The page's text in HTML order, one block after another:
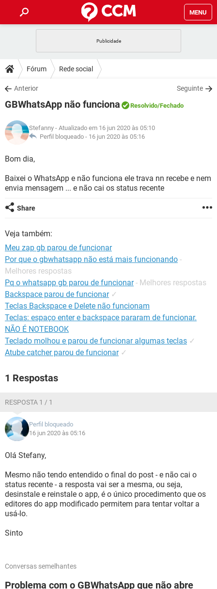
MENU
CELULAR
OUTLOOK
INSTAGRAM GMAIL
GUIA DE COMPRAS
DICAS
JOGOS
INSTAGRAM GMAIL
DOWNLOADS
JOGOS WHATSAPP
CELULAR
OUTLOOK EXCEL
INSTAGRAM
JOGOS WHATSAPP
OUTLOOK
INSTAGRAM GMAIL
GLOSSÁRIO
JOGOS
OUTLOOK EXCEL
INSTAGRAM
Fórum Rede social
Anterior Seguinte
GBWhatsApp não funciona Resolvido/Fechado
Stefanny - Atualizado em 16 jun 2020 às 05:10
Perfil bloqueado - 16 jun 2020 às 05:16
Bom dia,
Baixei o WhatsApp e não funciona ele trava nn recebe e nem
envia mensagem ... e não cai os status recente
Share
Veja também:
Meu zap gb parou de funcionar
Por que o gbwhatsapp não está mais funcionando -
Melhores respostas
Pq o whatsapp gb parou de funcionar - Melhores respostas
Backspace parou de funcionar ✓
Teclas Backspace e Delete não funcionam
Teclas: espaço enter e backspace pararam de funcionar.
NÃO É NOTEBOOK
Teclado molhou e parou de funcionar algumas teclas ✓
Atube catcher parou de funcionar ✓
1 Respostas
RESPOSTA 1 / 1
Perfil bloqueado
16 jun 2020 às 05:16
Olá Stefany,
Mesmo não tendo entendido o final do post - e não cai o
status recente - a resposta vai ser a mesma, ou seja,
desinstale e reinstale o app, é o único procedimento que os
editores do app modificado permitem para tentar voltar a
usá-lo.
Sinto
Conversas semelhantes
Problema com o GBWhatsApp que não abre